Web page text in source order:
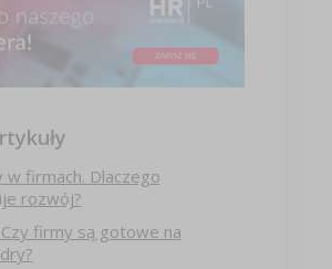
w firmach. Dlaczego
rozwój?
firmy są gotowe na